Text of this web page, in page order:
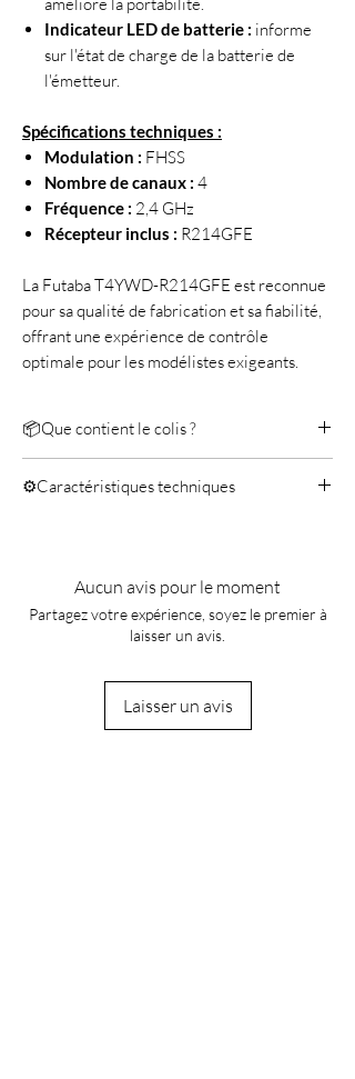
Indicateur LED de batterie : informe
sur l'état de charge de la batterie de
l'émetteur.
Spécifications techniques :
Modulation : FHSS
Nombre de canaux : 4
Fréquence : 2,4 GHz
Récepteur inclus : R214GFE
La Futaba T4YWD-R214GFE est reconnue
pour sa qualité de fabrication et sa fiabilité,
offrant une expérience de contrôle
optimale pour les modélistes exigeants.
📦Que contient le colis ?
Récepteur Futaba R214GFE
⚙️Caractéristiques techniques
Dimensions: 35.1 x 23.2 x 9 mm
Poids: 6 Gr
Modulation 2.4GHZ FHSS
Trim manuel
Aucun avis pour le moment
Partagez votre expérience, soyez le premier à
laisser un avis.
Laisser un avis